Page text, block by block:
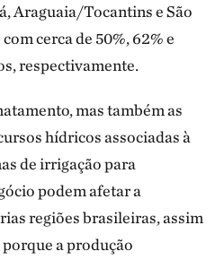
Araguaia/Tocantins e São
cerca de 50%, 62% e
respectivamente.
mas também as
hídricos associadas à
de irrigação para
podem afetar a
regiões brasileiras, assim
a produção